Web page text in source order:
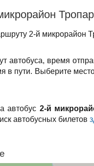
2-й микрорайон
автобуса, время
в пути. Выберите
автобус 2-й
автобусных билетов